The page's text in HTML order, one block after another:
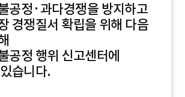
공정·과다경쟁을 방지하고
경쟁질서 확립을 위해 다음
공정 행위 신고센터에
습니다.